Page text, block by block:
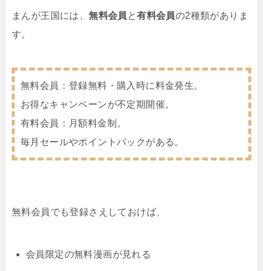
まんが王国には、無料会員 と有料会員の2種類がありま
す。
無料会員：登録無料・購入時に料金発生。
お得なキャンペーンが不定期開催。
有料会員：月額料金制。
毎月セールやポイントバックがある。
無料会員でも登録さえしておけば、
会員限定の無料漫画が見れる